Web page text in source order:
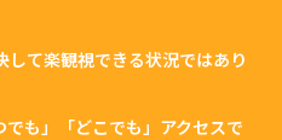
て楽観視できる状況ではあり
も」「どこでも」アクセスで